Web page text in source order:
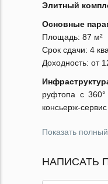
Элитный
Основные
Площадь: 87 м²
Срок сдачи: 4
Доходность: от
руфтопа с
консьерж-сервис
Показать полный
НАПИСАТЬ